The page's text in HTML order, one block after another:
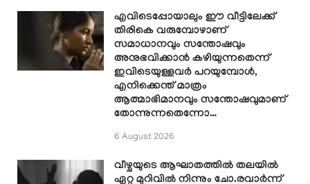
എവിടെപ്പോയാലും ഈ വീട്ടിലേക്ക്
തിരികെ വരുമ്പോഴാണ്
സമാധാനവും സന്തോഷവും
അനുഭവിക്കാൻ കഴിയുന്നതെന്ന്
ഇവിടെയുള്ളവർ പറയുമ്പോൾ,
എനിക്കെന്ത് മാത്രം
ആത്മാഭിമാനവും സന്തോഷവുമാണ്
തോന്നുന്നതെന്നോ…
6 August 2026
വീഴ്ചയുടെ ആഘാതത്തിൽ തലയിൽ
ഏറ്റ മുറിവിൽ നിന്നും ചോ.രവാർന്ന്